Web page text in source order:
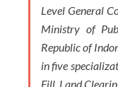
Level General
Ministry of
Republic of
in five
Fill, Land